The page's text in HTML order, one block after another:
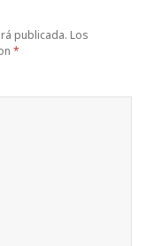
publicada. Los
*